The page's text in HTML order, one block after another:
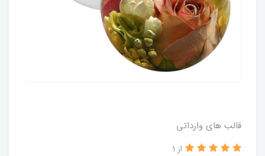
قالب های وارداتی
از 1